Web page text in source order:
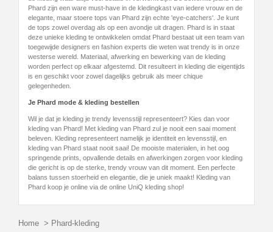
Phard zijn een ware must-have in de kledingkast van iedere vrouw en de
elegante, maar stoere tops van Phard zijn echte 'eye-catchers'. Je kunt
de tops zowel overdag als op een avondje uit dragen. Phard is in staat
deze unieke kleding te ontwikkelen omdat Phard bestaat uit een team van
toegewijde designers en fashion experts die weten wat trendy is in onze
westerse wereld. Materiaal, afwerking en bewerking van de kleding
worden perfect op elkaar afgestemd. Dit resulteert in kleding die eigentijds
is en geschikt voor zowel dagelijks gebruik als meer chique
gelegenheden.
Je Phard mode & kleding bestellen
Wil je dat je kleding je trendy levensstijl representeert? Kies dan voor
kleding van Phard! Met kleding van Phard zul je nooit een saai moment
beleven. Kleding representeert namelijk je identiteit en levensstijl, en
kleding van Phard staat nooit saai! De mooiste materialen, in het oog
springende prints, opvallende details en afwerkingen zorgen voor kleding
die gericht is op de sterke, trendy vrouw van dit moment. Een perfecte
balans tussen stoerheid en elegantie, die je uniek maakt! Kleding van
Phard koop je online via de online UniQ kleding shop!
Home > Phard-kleding